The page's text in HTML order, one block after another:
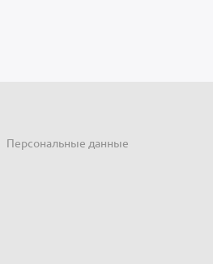
Персональные данные